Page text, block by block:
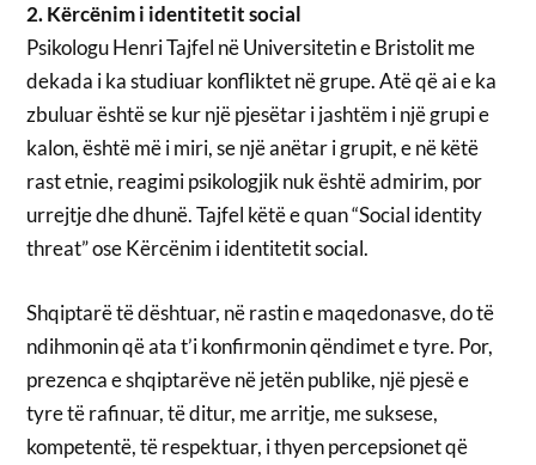
2. Kërcënim i identitetit social
Psikologu Henri Tajfel në Universitetin e Bristolit me
dekada i ka studiuar konfliktet në grupe. Atë që ai e ka
zbuluar është se kur një pjesëtar i jashtëm i një grupi e
kalon, është më i miri, se një anëtar i grupit, e në këtë
rast etnie, reagimi psikologjik nuk është admirim, por
urrejtje dhe dhunë. Tajfel këtë e quan “Social identity
threat” ose Kërcënim i identitetit social.
Shqiptarë të dështuar, në rastin e maqedonasve, do të
ndihmonin që ata t’i konfirmonin qëndimet e tyre. Por,
prezenca e shqiptarëve në jetën publike, një pjesë e
tyre të rafinuar, të ditur, me arritje, me suksese,
kompetentë, të respektuar, i thyen percepsionet që